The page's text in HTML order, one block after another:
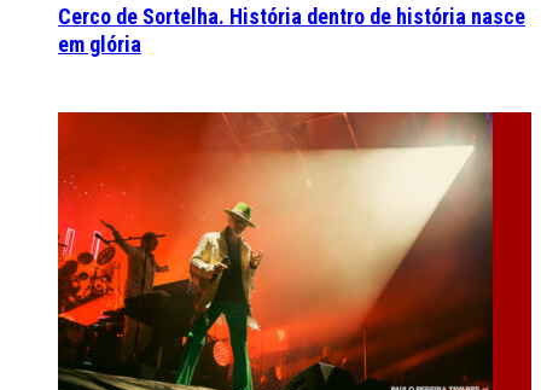
Cerco de Sortelha. História dentro de história nasce
em glória